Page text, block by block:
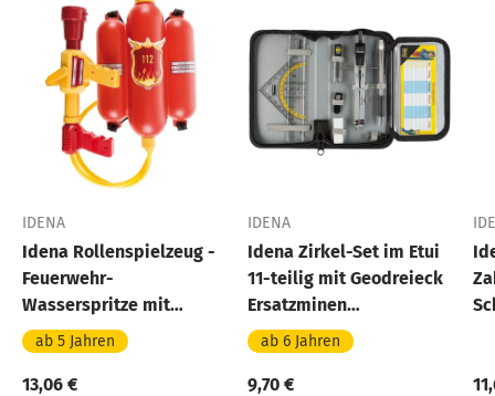
IDENA
Idena Rollenspielzeug -
Feuerwehr-
Wasserspritze mit
Wassertank
ab 5 Jahren
13,06 €
IDENA
Idena Zirkel-Set im Etui
11-teilig mit Geodreieck
Ersatzminen
Druckbleistift
Stundenplan
ab 6 Jahren
9,70 €